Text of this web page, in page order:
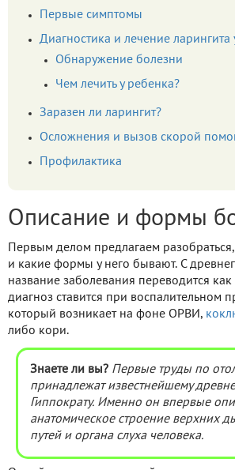
Первые симптомы
Диагностика и лечение ларингита
Обнаружение болезни
Чем лечить у ребенка?
Заразен ли ларингит?
Осложнения и вызов скорой
Профилактика
Описание и формы
Первым делом предлагаем
и какие формы у него бывают. С
название заболевания переводится как
диагноз ставится при воспалительном
который возникает на фоне ОРВИ,
либо кори.
Знаете ли вы? Первые труды по
принадлежат известнейшему
Гиппократу. Именно он впервые
анатомическое строение верхних
путей и органа слуха человека.